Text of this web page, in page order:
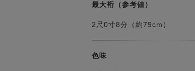
最大裄（参考値）
2尺0寸8分（約79cm）
色味